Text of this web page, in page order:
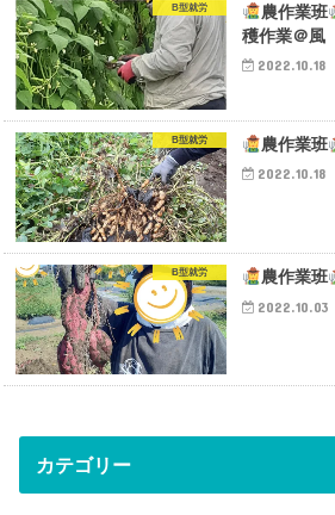
B型就労 農作業班
穫作業＠風
2022.10.18
B型就労 農作業班
2022.10.18
B型就労 農作業班
2022.10.03
カテゴリー